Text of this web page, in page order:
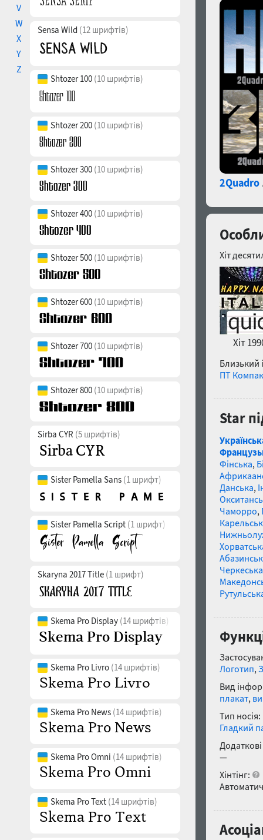
V
W
X
Y
Z
Sensa Wild (12 шрифтів)
Shtozer 100 (10 шрифтів)
Shtozer 200 (10 шрифтів)
Shtozer 300 (10 шрифтів)
Shtozer 400 (10 шрифтів)
Shtozer 500 (10 шрифтів)
Shtozer 600 (10 шрифтів)
Shtozer 700 (10 шрифтів)
Shtozer 800 (10 шрифтів)
Sirba CYR (5 шрифтів)
Sister Pamella Sans (1 шрифт)
Sister Pamella Script (1 шрифт)
Skaryna 2017 Title (1 шрифт)
Skema Pro Display (14 шрифтів)
Skema Pro Livro (14 шрифтів)
Skema Pro News (14 шрифтів)
Skema Pro Omni (14 шрифтів)
Skema Pro Text (14 шрифтів)
2Quadro
Хіт
Хіт
Близький
ПТ
Star
Фінська,
Данська,
Чаморро,
Черкеська
Логотип,
Вид
плакат,
Тип носія:
Гладкий
—
Хінтінг: